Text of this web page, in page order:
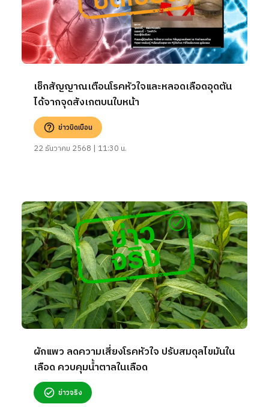
เช็กสัญญาณเตือนโรคหัวใจและหลอดเลือดอุดตัน
ได้จากจุดสังเกตบนใบหน้า
ข่าวบิดเบือน
22 ธันวาคม 2568 | 11:30 น.
ผักแพว ลดความเสี่ยงโรคหัวใจ ปรับสมดุลไขมันใน
เลือด ควบคุมน้ำตาลในเลือด
ข่าวจริง